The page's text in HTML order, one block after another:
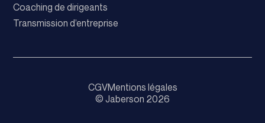
Coaching de dirigeants
Transmission d’entreprise
© Jaberson 2026
CGVMentions légales